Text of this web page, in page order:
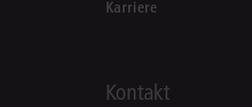
Karriere
Kontakt